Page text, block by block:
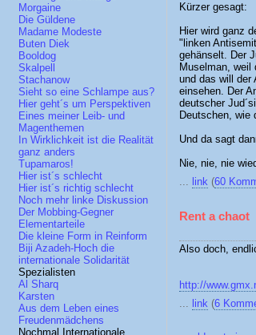
Morgaine
Die Güldene
Madame Modeste
Buten Diek
Booldog
Skalpell
Stachanow
Sieht so eine Schlampe aus?
Hier geht´s um Perspektiven
Eines meiner Leib- und
Magenthemen
In Wirklichkeit ist die Realität
ganz anders
Tupamaros!
Hier ist´s schlecht
Hier ist´s richtig schlecht
Noch mehr linke Diskussion
Der Mobbing-Gegner
Elementarteile
Die kleine Form in Reinform
Biji Azadeh-Hoch die
internationale Solidarität
Spezialisten
Al Sharq
Karsten
Aus dem Leben eines
Freudenmädchens
Nochmal Internationale
Kürzer gesagt:
Hier wird ganz
"linken
gehänselt. Der
Muselman,
und das will der
einsehen. Der
deutscher
Deutschen, wie
Und da sagt
Nie, nie, nie
... link (60
Rent a chaot
Also doch,
http://
... link (6